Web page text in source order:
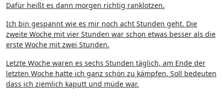
Dafür heißt es dann morgen richtig ranklotzen.
Ich bin gespannt wie es mir noch acht Stunden geht. Die
zweite Woche mit vier Stunden war schon etwas besser als die
erste Woche mit zwei Stunden.
Letzte Woche waren es sechs Stunden täglich, am Ende der
letzten Woche hatte ich ganz schön zu kämpfen. Soll bedeuten
dass ich ziemlich kaputt und müde war.